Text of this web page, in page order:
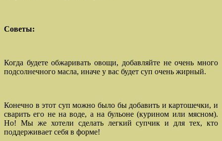
Советы:
Когда будете обжаривать овощи, добавляйте не очень много
подсолнечного масла, иначе у вас будет суп очень жирный.
Конечно в этот суп можно было бы добавить и картошечки, и
сварить его не на воде, а на бульоне (курином или мясном).
Но! Мы же хотели сделать легкий супчик и для тех, кто
поддерживает себя в форме!